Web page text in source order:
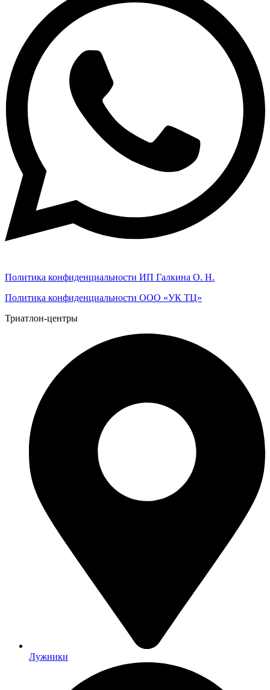
Политика конфиденциальности ИП Галкина О. Н.
Политика конфиденциальности ООО «УК ТЦ»
Триатлон-центры
Лужники